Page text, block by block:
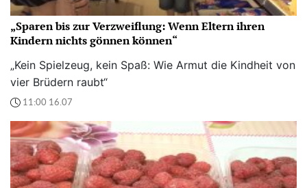
„Sparen bis zur Verzweiflung: Wenn Eltern ihren
Kindern nichts gönnen können“
„Kein Spielzeug, kein Spaß: Wie Armut die Kindheit von
vier Brüdern raubt“
11:00 16.07